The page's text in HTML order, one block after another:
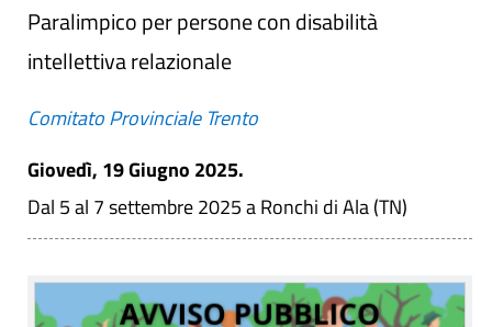
Paralimpico per persone con disabilità
intellettiva relazionale
Comitato Provinciale Trento
Giovedì, 19 Giugno 2025.
Dal 5 al 7 settembre 2025 a Ronchi di Ala (TN)